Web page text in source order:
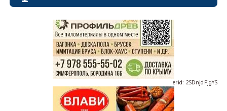
erid: 2SDnjdPjgYS